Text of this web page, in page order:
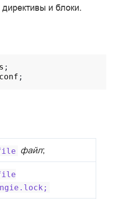
и блоки.
файл;